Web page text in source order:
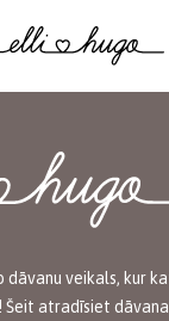
dāvanu veikals, kur
atradīsiet